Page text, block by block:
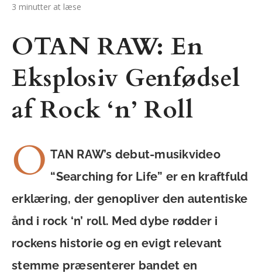
3 minutter at læse
OTAN RAW: En
Eksplosiv Genfødsel
af Rock ‘n’ Roll
O TAN RAW’s debut-musikvideo
“Searching for Life” er en kraftfuld
erklæring, der genopliver den autentiske
ånd i rock ‘n’ roll. Med dybe rødder i
rockens historie og en evigt relevant
stemme præsenterer bandet en